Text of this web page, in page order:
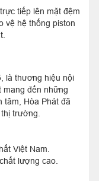
tiếp lên mặt đệm
vệ hệ thống piston
là thương hiệu nội
mang đến những
tâm, Hòa Phát đã
trường.
Việt Nam.
lượng cao.